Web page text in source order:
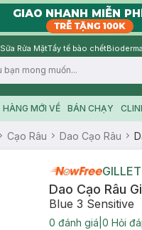
Sữa Rửa MặtTẩy tế bào chếtBioderma
HÀNG MỚI VỀ BÁN CHẠY
Cạo Râu Dao Cạo Râu
Dao Cạo Râu
Blue 3 Sensitive
0 đánh giá 0 Hỏi